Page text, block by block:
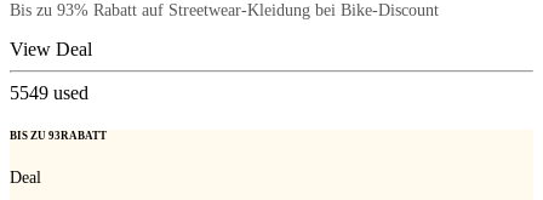
Bis zu 93% Rabatt auf Streetwear-Kleidung bei Bike-Discount
View Deal
5549 used
BIS ZU 93RABATT
Deal